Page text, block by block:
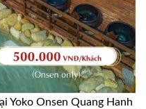
Yoko Onsen Quang Hanh